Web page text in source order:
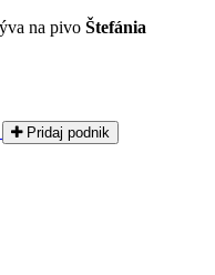
na pivo Štefánia
Pridaj podnik